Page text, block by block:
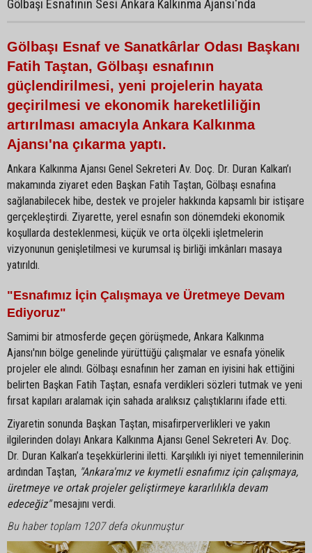
Gölbaşı Esnafının Sesi Ankara Kalkınma Ajansı'nda
Gölbaşı Esnaf ve Sanatkârlar Odası Başkanı
Fatih Taştan, Gölbaşı esnafının
güçlendirilmesi, yeni projelerin hayata
geçirilmesi ve ekonomik hareketliliğin
artırılması amacıyla Ankara Kalkınma
Ajansı'na çıkarma yaptı.
Ankara Kalkınma Ajansı Genel Sekreteri Av. Doç. Dr. Duran Kalkan’ı
makamında ziyaret eden Başkan Fatih Taştan, Gölbaşı esnafına
sağlanabilecek hibe, destek ve projeler hakkında kapsamlı bir istişare
gerçekleştirdi. Ziyarette, yerel esnafın son dönemdeki ekonomik
koşullarda desteklenmesi, küçük ve orta ölçekli işletmelerin
vizyonunun genişletilmesi ve kurumsal iş birliği imkânları masaya
yatırıldı.
"Esnafımız İçin Çalışmaya ve Üretmeye Devam
Ediyoruz"
Samimi bir atmosferde geçen görüşmede, Ankara Kalkınma
Ajansı'nın bölge genelinde yürüttüğü çalışmalar ve esnafa yönelik
projeler ele alındı. Gölbaşı esnafının her zaman en iyisini hak ettiğini
belirten Başkan Fatih Taştan, esnafa verdikleri sözleri tutmak ve yeni
fırsat kapıları aralamak için sahada aralıksız çalıştıklarını ifade etti.
Ziyaretin sonunda Başkan Taştan, misafirperverlikleri ve yakın
ilgilerinden dolayı Ankara Kalkınma Ajansı Genel Sekreteri Av. Doç.
Dr. Duran Kalkan’a teşekkürlerini iletti. Karşılıklı iyi niyet temennilerinin
ardından Taştan, "Ankara'mız ve kıymetli esnafımız için çalışmaya,
üretmeye ve ortak projeler geliştirmeye kararlılıkla devam
edeceğiz"mesajını verdi.
Bu haber toplam 1207 defa okunmuştur